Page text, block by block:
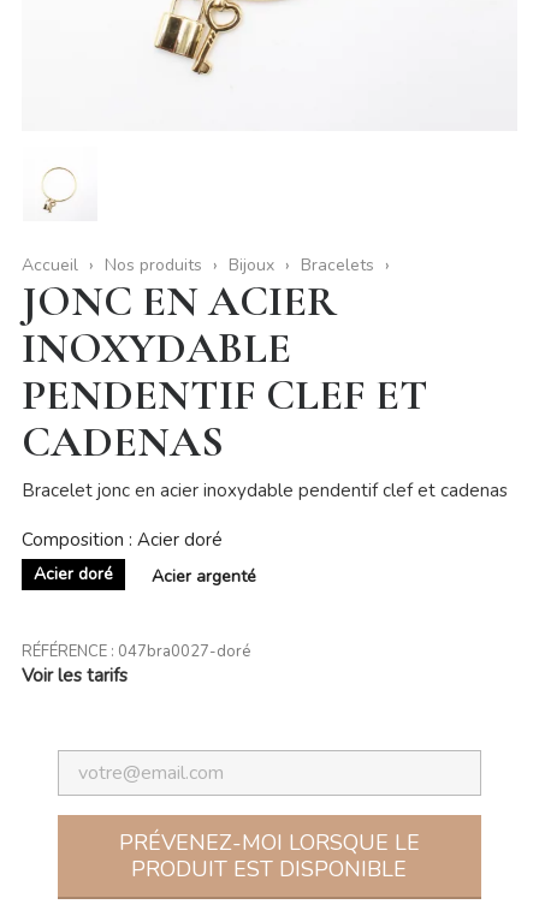
Accueil Nos produits Bijoux Bracelets
JONC EN ACIER
INOXYDABLE
PENDENTIF CLEF ET
CADENAS
Bracelet jonc en acier inoxydable pendentif clef et cadenas
Composition : Acier doré
Acier doré Acier argenté
RÉFÉRENCE : 047bra0027-doré
Voir les tarifs
PRÉVENEZ-MOI LORSQUE LE
PRODUIT EST DISPONIBLE